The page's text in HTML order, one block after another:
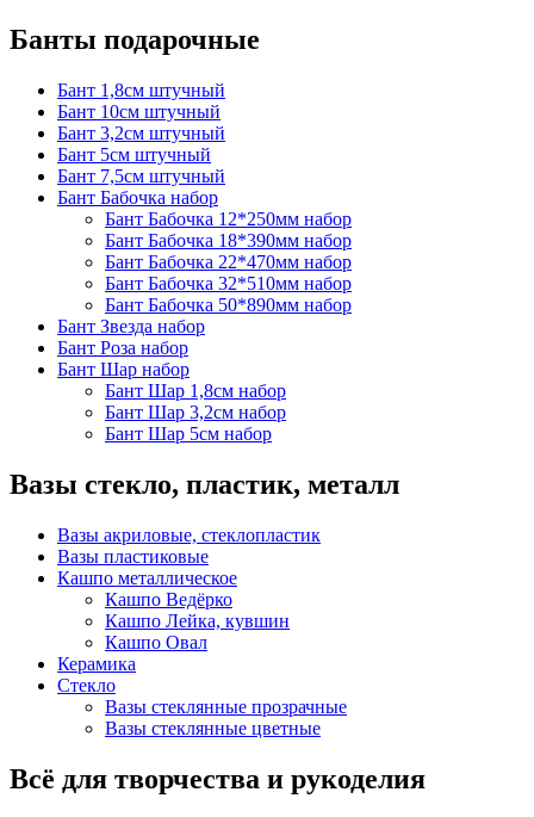
Банты подарочные
Бант 1,8см штучный
Бант 10см штучный
Бант 3,2см штучный
Бант 5см штучный
Бант 7,5см штучный
Бант Бабочка набор
Бант Бабочка 12*250мм набор
Бант Бабочка 18*390мм набор
Бант Бабочка 22*470мм набор
Бант Бабочка 32*510мм набор
Бант Бабочка 50*890мм набор
Бант Звезда набор
Бант Роза набор
Бант Шар набор
Бант Шар 1,8см набор
Бант Шар 3,2см набор
Бант Шар 5см набор
Вазы стекло, пластик, металл
Вазы акриловые, стеклопластик
Вазы пластиковые
Кашпо металлическое
Кашпо Ведёрко
Кашпо Лейка, кувшин
Кашпо Овал
Керамика
Стекло
Вазы стеклянные прозрачные
Вазы стеклянные цветные
Всё для творчества и рукоделия